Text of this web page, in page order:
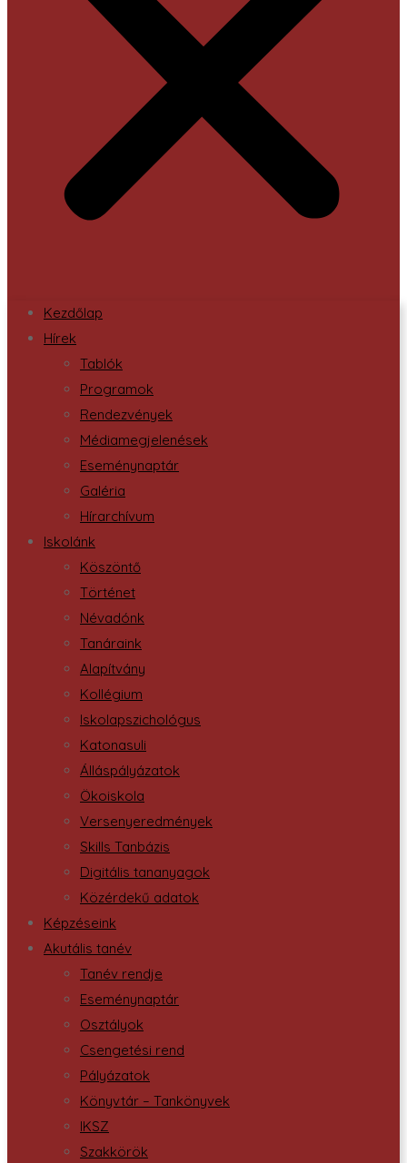
Kezdőlap
Hírek
Tablók
Programok
Rendezvények
Médiamegjelenések
Eseménynaptár
Galéria
Hírarchívum
Iskolánk
Köszöntő
Történet
Névadónk
Tanáraink
Alapítvány
Kollégium
Iskolapszichológus
Katonasuli
Álláspályázatok
Ökoiskola
Versenyeredmények
Skills Tanbázis
Digitális tananyagok
Közérdekű adatok
Képzéseink
Akutális tanév
Tanév rendje
Eseménynaptár
Osztályok
Csengetési rend
Pályázatok
Könyvtár – Tankönyvek
IKSZ
Szakkörök